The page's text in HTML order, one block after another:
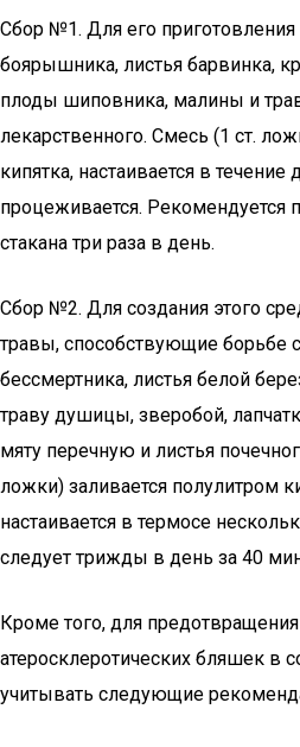
Сбор №1. Для его приготовления
боярышника, листья барвинка,
плоды шиповника, малины и
лекарственного. Смесь (1 ст.
кипятка, настаивается в течение
процеживается. Рекомендуется
стакана три раза в день.
Сбор №2. Для создания этого
травы, способствующие борьбе
бессмертника, листья белой
траву душицы, зверобой,
мяту перечную и листья
ложки) заливается полулитром
настаивается в термосе
следует трижды в день за 40
Кроме того, для
атеросклеротических бляшек в
учитывать следующие